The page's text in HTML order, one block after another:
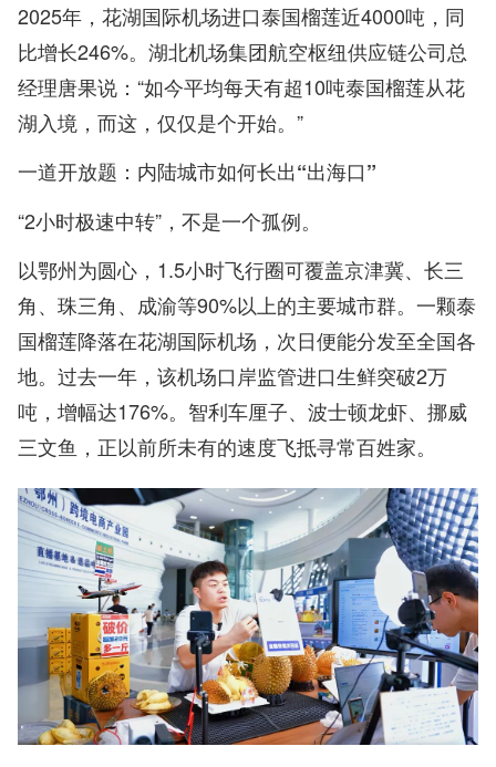
2025年，花湖国际机场进口泰国榴莲近4000吨，同
比增长246%。湖北机场集团航空枢纽供应链公司总
经理唐果说：“如今平均每天有超10吨泰国榴莲从花
湖入境，而这，仅仅是个开始。”
一道开放题：内陆城市如何长出“出海口”
“2小时极速中转”，不是一个孤例。
以鄂州为圆心，1.5小时飞行圈可覆盖京津冀、长三
角、珠三角、成渝等90%以上的主要城市群。一颗泰
国榴莲降落在花湖国际机场，次日便能分发至全国各
地。过去一年，该机场口岸监管进口生鲜突破2万
吨，增幅达176%。智利车厘子、波士顿龙虾、挪威
三文鱼，正以前所未有的速度飞抵寻常百姓家。